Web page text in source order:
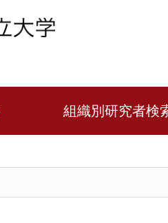
組織別研究者検